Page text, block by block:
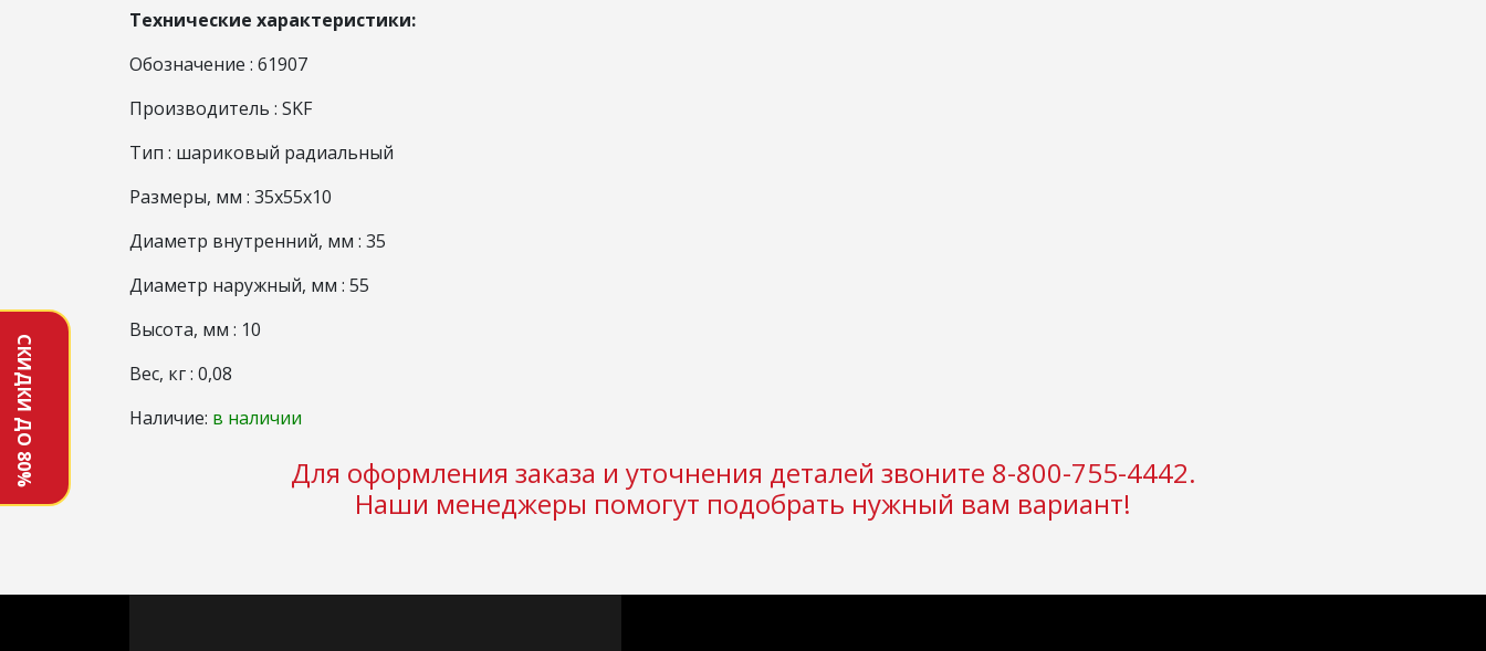
СКИДКИ ДО 80%
Технические характеристики:
Обозначение : 61907
Производитель : SKF
Тип : шариковый радиальный
Размеры, мм : 35x55x10
Диаметр внутренний, мм : 35
Диаметр наружный, мм : 55
Высота, мм : 10
Вес, кг : 0,08
Наличие: в наличии
Для оформления заказа и уточнения деталей звоните 8-800-755-4442.
Наши менеджеры помогут подобрать нужный вам вариант!